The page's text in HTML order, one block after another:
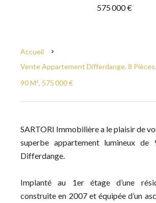
575 000 €
Accueil
Vente Appartement Differdange, 8
90 M², 575 000 €
SARTORI Immobilière a le plaisir de
superbe appartement lumineux de
Differdange.
Implanté au 1er étage d’une
construite en 2007 et équipée d’un